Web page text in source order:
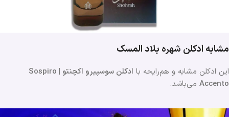
مشابه ادکلن شهره بلاد المسک
این ادکلن مشابه و هم‌رایحه با
ادکلن سوسپیرو اکچنتو | Sospiro
Accento می‌باشد.